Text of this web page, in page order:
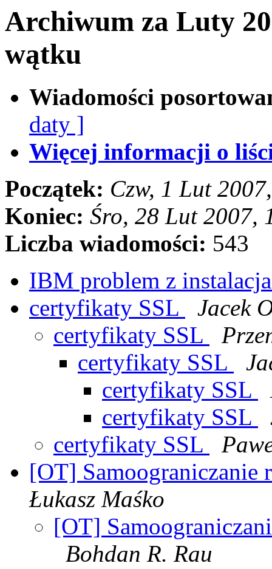
Archiwum za Luty
wątku
Wiadomości
daty ]
Więcej informacji o
Początek: Czw, 1 Lut
Koniec: Śro, 28 Lut 2007,
Liczba wiadomości: 543
IBM problem z
certyfikaty SSL
Jacek
certyfikaty SSL
certyfikaty SSL
certyfikaty SSL
certyfikaty SSL
certyfikaty SSL
[OT] Samoograniczanie
Łukasz Maśko
[OT]
Bohdan R. Rau